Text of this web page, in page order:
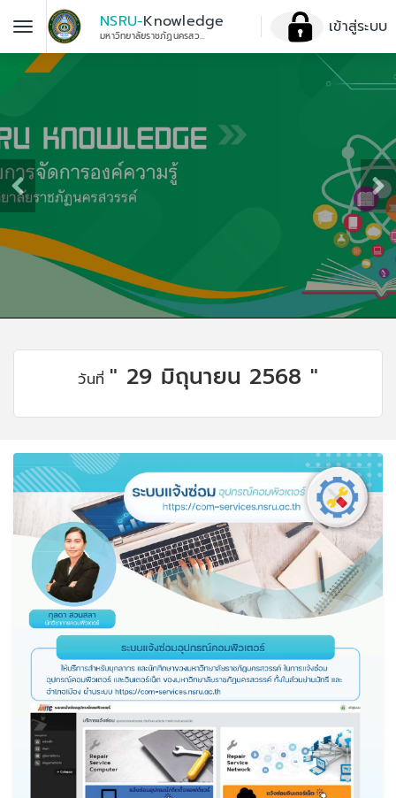
NSRU-Knowledge
มหาวิทยาลัยราชภัฏนครสวรรค์ เข้าสู่ระบบ
วันที่ " 29 มิถุนายน 2568 "